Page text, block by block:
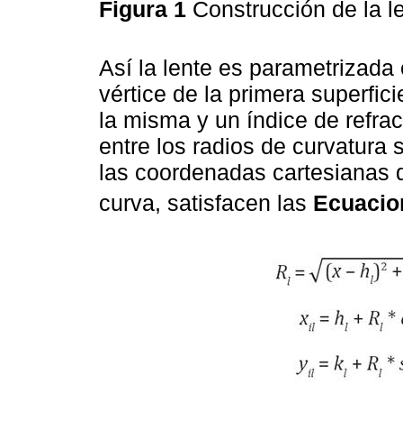
Figura 1 Construcción de la
Así la lente es
vértice de la primera
la misma y un índice de
entre los radios de curvatura
las coordenadas cartesianas
curva, satisfacen las